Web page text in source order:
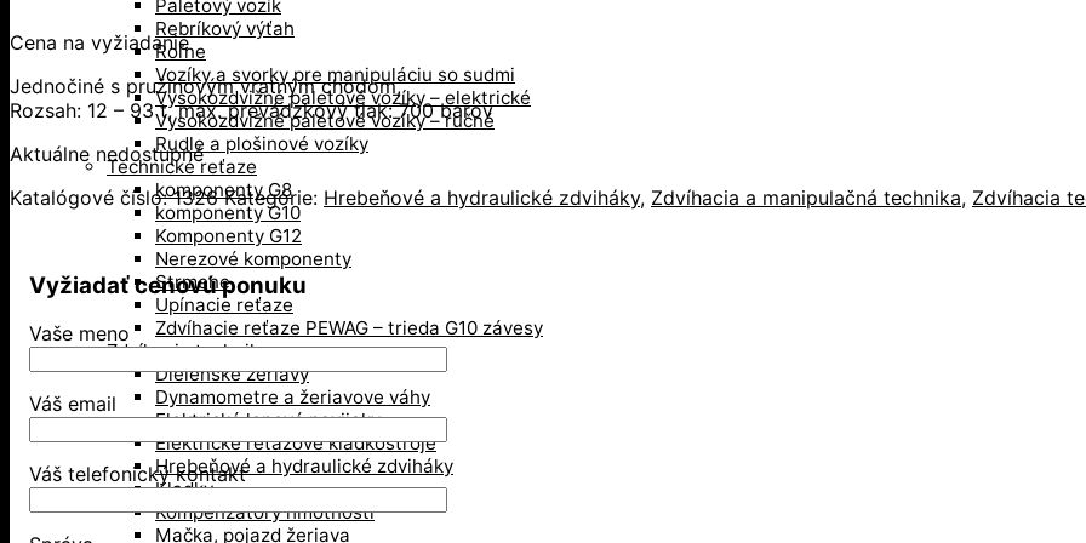
Paletový vozík
Rebríkový výťah
Roľne
Vozíky a svorky pre manipuláciu so sudmi
Vysokozdvižné paletové vozíky – elektrické
Vysokozdvižné paletové vozíky – ručné
Rudle a plošinové vozíky
Technické reťaze
komponenty G8
komponenty G10
Komponenty G12
Nerezové komponenty
Strmene
Upínacie reťaze
Zdvíhacie reťaze PEWAG – trieda G10 závesy
Zdvíhacia technika
Dielenské žeriavy
Dynamometre a žeriavove váhy
Elektrické lanové navijaky
Elektrické reťazové kladkostroje
Hrebeňové a hydraulické zdviháky
Kladky
Kompenzátory hmotnosti
Mačka, pojazd žeriava
Cena na vyžiadanie
Jednočiné s pružinovým vratným chodom,
Rozsah: 12 – 93 t, max. prevádzkový tlak: 700 barov
Aktuálne nedostupné
Katalógové číslo:1326 Kategórie: Hrebeňové a hydraulické zdviháky, Zdvíhacia a manipulačná technika, Zdvíhacia
Vyžiadať cenovú ponuku
Vaše meno
Váš email
Váš telefonický kontakt